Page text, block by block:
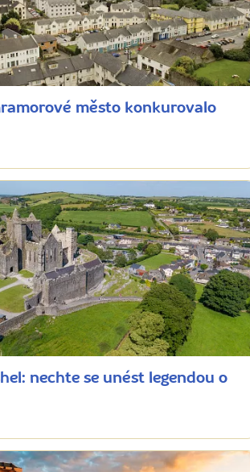
město konkurovalo
nechte se unést legendou o